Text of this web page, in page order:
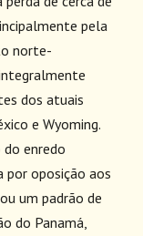
pela
norte-
dos atuais
e Wyoming.
enredo
por oposição aos
um padrão de
do Panamá,